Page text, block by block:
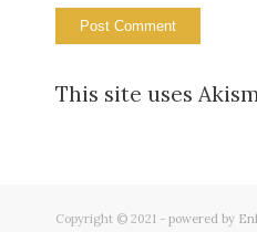
This site uses
Copyright © 2021 - powered by